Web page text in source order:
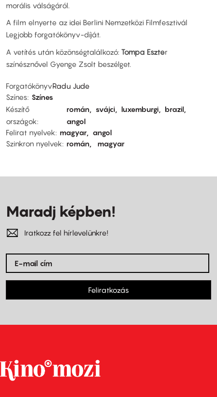
morális válságáról.
A film elnyerte az idei Berlini Nemzetközi Filmfesztivál
Legjobb forgatókönyv-díját.
A vetítés után közönségtalálkozó: Tompa Eszter
színésznővel Gyenge Zsolt beszélget.
ForgatókönyvRadu Jude
Színes Színes
Készítő
országok
román svájci luxemburgi
brazil
angol
Felirat nyelvek
magyar
angol
Szinkron nyelvek
román magyar
Maradj képben!
Iratkozz fel hírlevelünkre!
Feliratkozás